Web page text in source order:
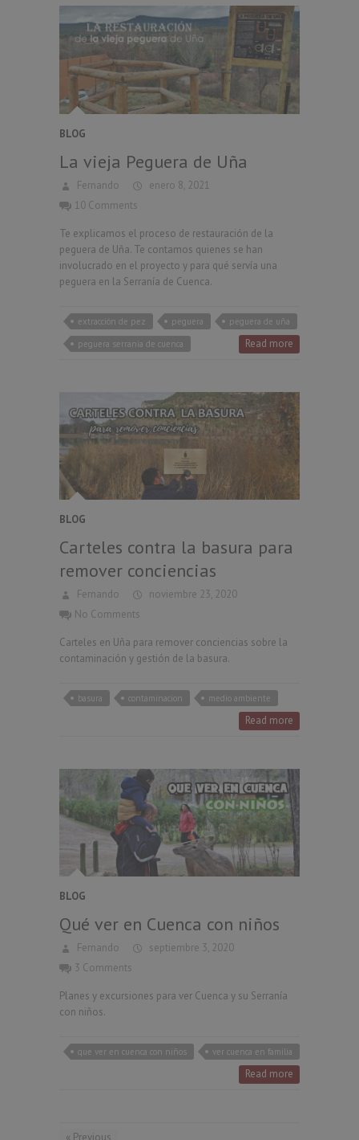
BLOG
La vieja Peguera de Uña
Fernando
enero 8, 2021
10 Comments
Te explicamos el proceso de restauración de la
peguera de Uña. Te contamos quienes se han
involucrado en el proyecto y para qué servía una
peguera en la Serranía de Cuenca.
extracción de pez peguera
peguera de uña
peguera serrania de cuenca
Read more
BLOG
Carteles contra la basura para
remover conciencias
Fernando
noviembre 23, 2020
No Comments
Carteles en Uña para remover conciencias sobre la
contaminación y gestión de la basura.
basura contaminacion medio ambiente
Read more
BLOG
Qué ver en Cuenca con niños
Fernando
septiembre 3, 2020
3 Comments
Planes y excursiones para ver Cuenca y su Serranía
con niños.
que ver en cuenca con niños ver cuenca en familia
Read more